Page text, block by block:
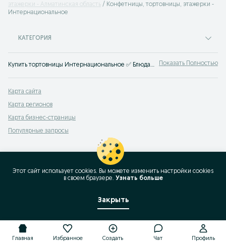
этажерки - Алматинская область
Конфетницы, тортовницы, этажерки -
Интернациональное
КАТЕГОРИЯ
Купить тортовницы Интернациональное ✅ Блюда этажерки для сладостей по доступной цене ⭐ Купить посуду конфетницу на ножке, с крышкой на OLX.kz! Показать Полностью
Карта сайта
Карта регионов
Карта бизнес-страницы
Популярные запросы
Главная Избранное Создать Чат Профиль
Этот сайт использует cookies. Вы можете изменить настройки cookies
в своeм браузере. Узнать больше
Закрыть